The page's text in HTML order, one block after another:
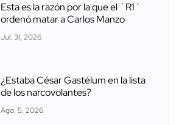
Esta es la razón por la que el ´R1´
ordenó matar a Carlos Manzo
Jul. 31, 2026
¿Estaba César Gastélum en la lista
de los narcovolantes?
Ago. 5, 2026